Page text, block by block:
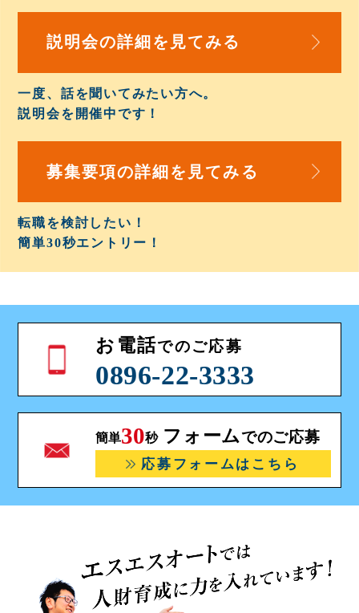
説明会の詳細を 見てみる
一度、話を聞いてみたい方へ。
説明会を開催中です！
募集要項の詳細を 見てみる
転職を検討したい！
簡単30秒エントリー！
お電話でのご応募
0896-22-3333
簡単30秒 フォームでのご応募
応募フォームはこちら